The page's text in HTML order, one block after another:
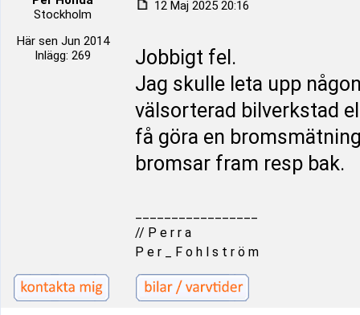
Stockholm
Här sen Jun 2014
Inlägg: 269
12 Maj 2025 20:16
Jobbigt fel.
Jag skulle leta upp
välsorterad bilverkstad
få göra en
bromsar fram resp bak.
// P e r r a
P e r _ F o h l s t r ö m